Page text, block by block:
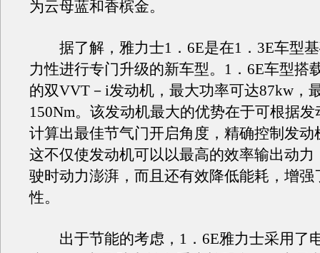
为云母蓝和香槟金。
据了解，雅力士1．6E是在1．3E车型基
力性进行专门升级的新车型。1．6E车型搭
的双VVT－i发动机，最大功率可达87kw，
150Nm。该发动机最大的优势在于可根据
计算出最佳节气门开启角度，精确控制发动
这不仅使发动机可以以最高的效率输出动力
驶时动力澎湃，而且还有效降低能耗，增强
性。
出于节能的考虑，1．6E雅力士采用了